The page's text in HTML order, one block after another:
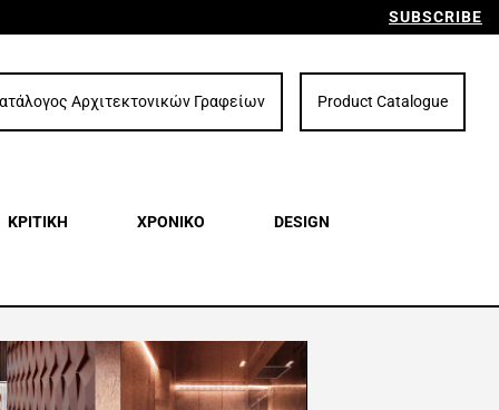
SUBSCRIBE
Αρχιτεκτονικών Γραφείων Product Catalogue
ΚΡΙΤΙΚΗ ΧΡΟΝΙΚΟ DESIGN